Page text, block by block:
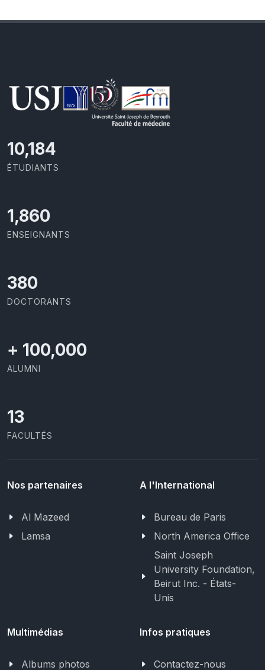
10,801
ÉTUDIANTS
1,973
ENSEIGNANTS
403
DOCTORANTS
+ 100,000
ALUMNI
13
FACULTÉS
Nos partenaires
Al Mazeed
Lamsa
A l'International
Bureau de Paris
North America Office
Saint Joseph
University Foundation,
Beirut Inc. - États-
Unis
Multimédias
Albums photos
Infos pratiques
Contactez-nous